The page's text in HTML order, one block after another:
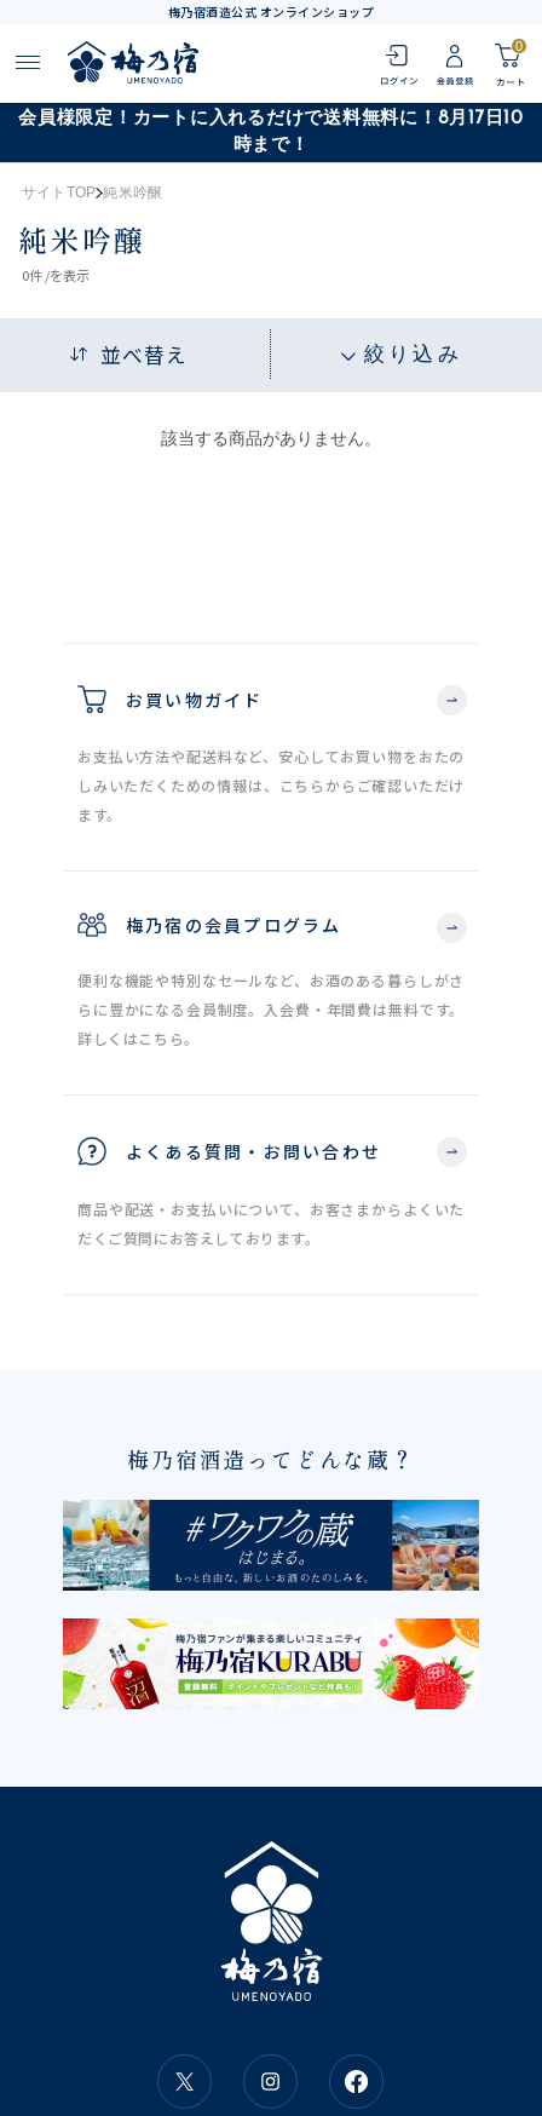
梅乃宿酒造公式 オンラインショップ
0
会員様限定！カートに入れるだけで送料無料に！8月17日10
時まで！
サイトTOP 純米吟醸
純米吟醸
0件 /を表示
並べ替え 絞り込み
該当する商品がありません。
お買い物ガイド
お支払い方法や配送料など、安心してお買い物をおたの
しみいただくための情報は、こちらからご確認いただけ
ます。
梅乃宿の会員プログラム
便利な機能や特別なセールなど、お酒のある暮らしがさ
らに豊かになる会員制度。入会費・年間費は無料です。
詳しくはこちら。
よくある質問・お問い合わせ
商品や配送・お支払いについて、お客さまからよくいた
だくご質問にお答えしております。
梅乃宿酒造ってどんな蔵？